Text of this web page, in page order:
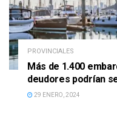
PROVINCIALES
Más de 1.400
deudores podrían
29 ENERO, 2024